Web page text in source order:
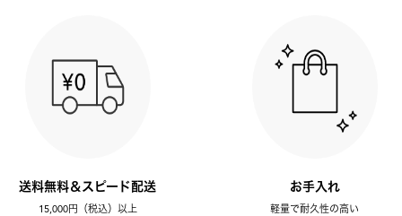
送料無料＆スピード配送
15,000円（税込）以上
お手入れ
軽量で耐久性の高い